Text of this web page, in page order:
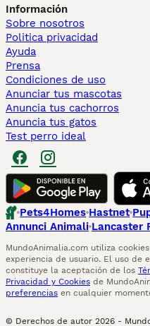
Información
Sobre nosotros
Politica privacidad
Ayuda
Prensa
Condiciones de uso
Anunciar tus mascotas
Anuncia tus cachorros
Anuncia tus gatos
Test perro ideal
Pets4Homes Hastnet
Annunci Animali Lancaster
MundoAnimalia.com utiliza
experiencia de usuario. El uso de
constituye la aceptación de los
Privacidad y Cookies de
preferencias en cualquier
© Derechos de autor 2026 -